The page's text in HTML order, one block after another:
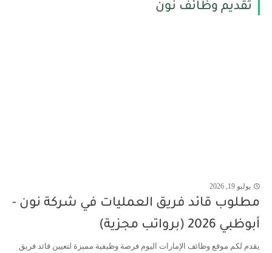
تقديم وظائف نون
يوليو 19, 2026
مطلوب قائد فريق العمليات في شركة نون -
أبوظبي 2026 (برواتب مجزية)
يقدم لكم موقع وظائف الإمارات اليوم فرصة وظيفية مميزة لتعيين قائد فريق